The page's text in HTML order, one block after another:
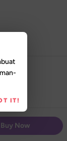
Buy Now
IT!